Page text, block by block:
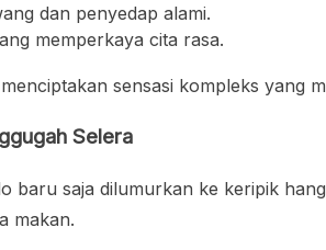
dan penyedap alami.
memperkaya cita rasa.
sensasi kompleks yang
Selera
baru saja dilumurkan ke keripik
makan.